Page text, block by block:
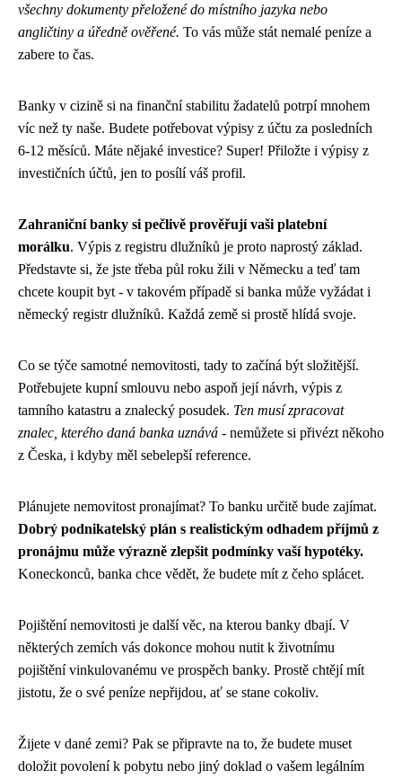
všechny dokumenty přeložené do místního jazyka nebo
angličtiny a úředně ověřené. To vás může stát nemalé peníze a
zabere to čas.
Banky v cizině si na finanční stabilitu žadatelů potrpí mnohem
víc než ty naše. Budete potřebovat výpisy z účtu za posledních
6-12 měsíců. Máte nějaké investice? Super! Přiložte i výpisy z
investičních účtů, jen to posílí váš profil.
Zahraniční banky si pečlivě prověřují vaši platební
morálku. Výpis z registru dlužníků je proto naprostý základ.
Představte si, že jste třeba půl roku žili v Německu a teď tam
chcete koupit byt - v takovém případě si banka může vyžádat i
německý registr dlužníků. Každá země si prostě hlídá svoje.
Co se týče samotné nemovitosti, tady to začíná být složitější.
Potřebujete kupní smlouvu nebo aspoň její návrh, výpis z
tamního katastru a znalecký posudek. Ten musí zpracovat
znalec, kterého daná banka uznává - nemůžete si přivézt někoho
z Česka, i kdyby měl sebelepší reference.
Plánujete nemovitost pronajímat? To banku určitě bude zajímat.
Dobrý podnikatelský plán s realistickým odhadem příjmů z
pronájmu může výrazně zlepšit podmínky vaší hypotéky.
Koneckonců, banka chce vědět, že budete mít z čeho splácet.
Pojištění nemovitosti je další věc, na kterou banky dbají. V
některých zemích vás dokonce mohou nutit k životnímu
pojištění vinkulovanému ve prospěch banky. Prostě chtějí mít
jistotu, že o své peníze nepřijdou, ať se stane cokoliv.
Žijete v dané zemi? Pak se připravte na to, že budete muset
doložit povolení k pobytu nebo jiný doklad o vašem legálním